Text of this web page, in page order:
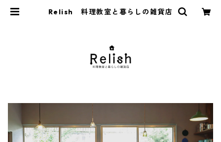
Relish 料理教室と暮らしの雑貨店